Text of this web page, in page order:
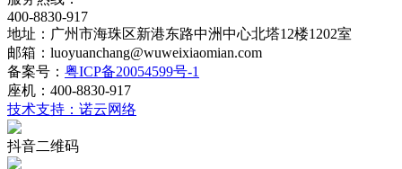
400-8830-917
地址：广州市海珠区新港东路中洲中心北塔12楼1202室
邮箱：luoyuanchang@wuweixiaomian.com
备案号： 粤ICP备20054599号-1
座机：400-8830-917
技术支持：诺云网络
抖音二维码